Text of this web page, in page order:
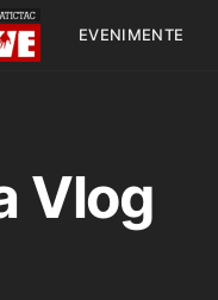
EVENIMENTE
Vlog